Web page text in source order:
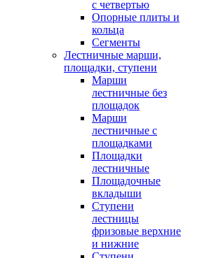
с четвертью
Опорные плиты и
кольца
Сегменты
Лестничные марши,
площадки, ступени
Марши
лестничные без
площадок
Марши
лестничные с
площадками
Площадки
лестничные
Площадочные
вкладыши
Ступени
лестницы
фризовые верхние
и нижние